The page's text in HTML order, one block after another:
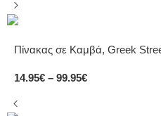
Πίνακας σε Καμβά, Greek
14.95€ – 99.95€